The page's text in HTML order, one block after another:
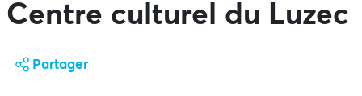
Centre culturel du Luzec
Partager